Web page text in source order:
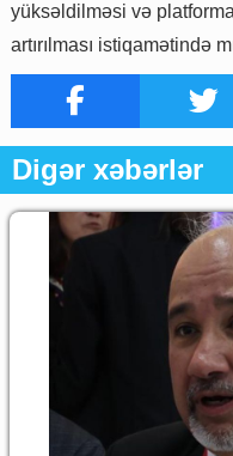
yüksəldilməsi və
artırılması istiqamətində
Digər xəbərlər